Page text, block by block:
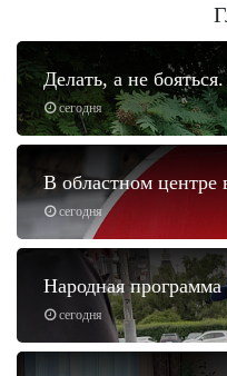
сегодня
Делать, а не
сегодня
В областном центре
сегодня
Народная